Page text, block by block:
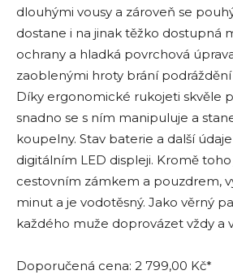
dlouhými vousy a zároveň se
dostane i na jinak těžko dostupná
ochrany a hladká povrchová
zaoblenými hroty brání
Díky ergonomické rukojeti skvěle
snadno se s ním manipuluje a
koupelny. Stav baterie a další
digitálním LED displeji. Kromě
cestovním zámkem a pouzdrem,
minut a je vodotěsný. Jako věrný
každého muže doprovázet vždy a
Doporučená cena: 2 799,00 Kč*